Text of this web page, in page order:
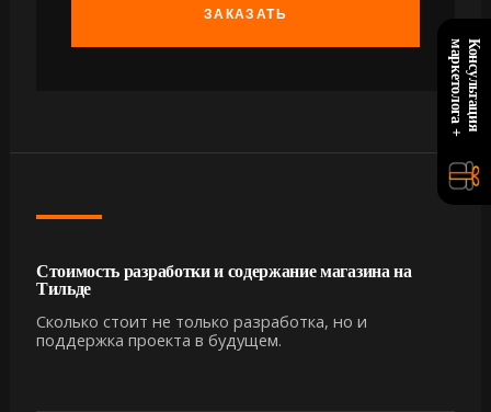
ЗАКАЗАТЬ
Стоимость разработки и содержание магазина на
Тильде
Сколько стоит не только разработка, но и
поддержка проекта в будущем.
К
о
н
с
у
л
ь
т
а
ц
и
я
м
а
р
к
е
т
о
л
о
г
а
+